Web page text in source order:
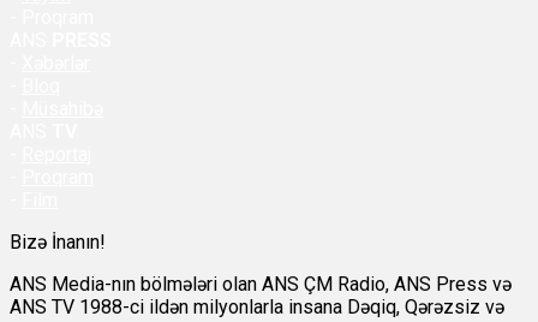
Bizə İnanın!
ANS Media-nın bölmələri olan ANS ÇM Radio, ANS Press və
ANS TV 1988-ci ildən milyonlarla insana Dəqiq, Qərəzsiz və